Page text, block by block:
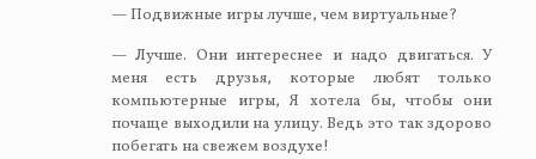
— Подвижные игры лучше, чем виртуальные?
— Лучше. Они интереснее и надо двигаться. У
меня есть друзья, которые любят только
компьютерные игры, Я хотела бы, чтобы они
почаще выходили на улицу. Ведь это так здорово
побегать на свежем воздухе!